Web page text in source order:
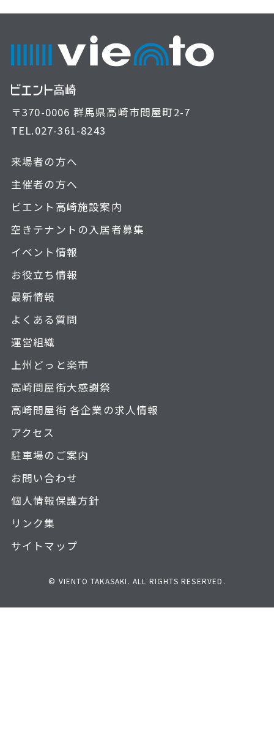
〒370-0006 群馬県高崎市問屋町2-7
TEL.027-361-8243
来場者の方へ
主催者の方へ
ビエント高崎施設案内
空きテナントの入居者募集
イベント情報
お役立ち情報
最新情報
よくある質問
運営組織
上州どっと楽市
高崎問屋街大感謝祭
高崎問屋街 各企業の求人情報
アクセス
駐車場のご案内
お問い合わせ
個人情報保護方針
リンク集
サイトマップ
© VIENTO TAKASAKI. ALL RIGHTS RESERVED.